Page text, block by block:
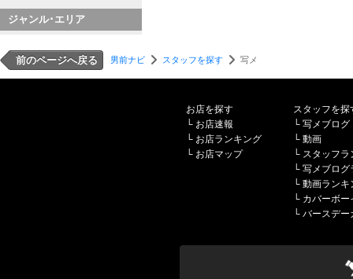
ジャンル･エリア
前のページへ戻る 男前ナビ スタッフを探す 写メ
お店を探す
└ お店速報
└ お店ランキング
└ お店マップ
スタッフを探
└ 写メブログ
└ 動画
└ スタッフラ
└ 写メブログ
└ 動画ランキ
└ カバーボー
└ バースデー